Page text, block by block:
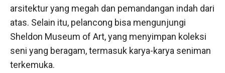
arsitektur yang megah dan pemandangan indah dari
atas. Selain itu, pelancong bisa mengunjungi
Sheldon Museum of Art, yang menyimpan koleksi
seni yang beragam, termasuk karya-karya seniman
terkemuka.